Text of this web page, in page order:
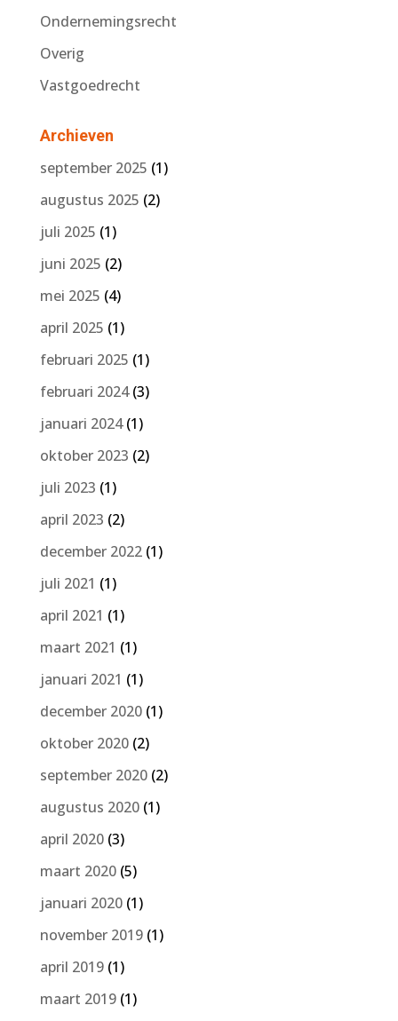
Ondernemingsrecht
Overig
Vastgoedrecht
Archieven
september 2025 (1)
augustus 2025 (2)
juli 2025 (1)
juni 2025 (2)
mei 2025 (4)
april 2025 (1)
februari 2025 (1)
februari 2024(3)
januari 2024(1)
oktober 2023 (2)
juli 2023 (1)
april 2023 (2)
december 2022(1)
juli 2021 (1)
april 2021 (1)
maart 2021 (1)
januari 2021 (1)
december 2020(1)
oktober 2020(2)
september 2020(2)
augustus 2020(1)
april 2020(3)
maart 2020(5)
januari 2020(1)
november 2019(1)
april 2019(1)
maart 2019(1)